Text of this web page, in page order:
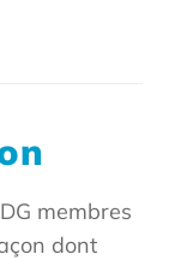
membres
dont